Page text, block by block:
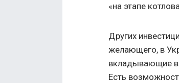
«на этапе
Других
желающего, в
вкладывающие
Есть